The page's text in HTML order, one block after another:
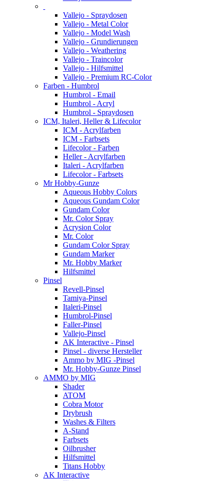
Vallejo - Spraydosen
Vallejo - Metal Color
Vallejo - Model Wash
Vallejo - Grundierungen
Vallejo - Weathering
Vallejo - Traincolor
Vallejo - Hilfsmittel
Vallejo - Premium RC-Color
Farben - Humbrol
Humbrol - Email
Humbrol - Acryl
Humbrol - Spraydosen
ICM, Italeri, Heller & Lifecolor
ICM - Acrylfarben
ICM - Farbsets
Lifecolor - Farben
Heller - Acrylfarben
Italeri - Acrylfarben
Lifecolor - Farbsets
Mr Hobby-Gunze
Aqueous Hobby Colors
Aqueous Gundam Color
Gundam Color
Mr. Color Spray
Acrysion Color
Mr. Color
Gundam Color Spray
Gundam Marker
Mr. Hobby Marker
Hilfsmittel
Pinsel
Revell-Pinsel
Tamiya-Pinsel
Italeri-Pinsel
Humbrol-Pinsel
Faller-Pinsel
Vallejo-Pinsel
AK Interactive - Pinsel
Pinsel - diverse Hersteller
Ammo by MIG -Pinsel
Mr. Hobby-Gunze Pinsel
AMMO by MIG
Shader
ATOM
Cobra Motor
Drybrush
Washes & Filters
A-Stand
Farbsets
Oilbrusher
Hilfsmittel
Titans Hobby
AK Interactive